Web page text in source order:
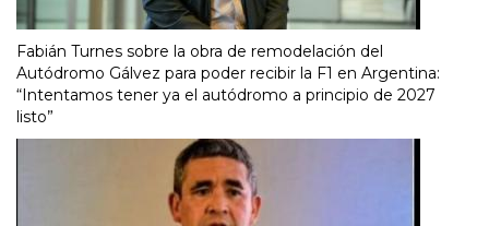
Fabián Turnes sobre la obra de remodelación del
Autódromo Gálvez para poder recibir la F1 en Argentina:
“Intentamos tener ya el autódromo a principio de 2027
listo”